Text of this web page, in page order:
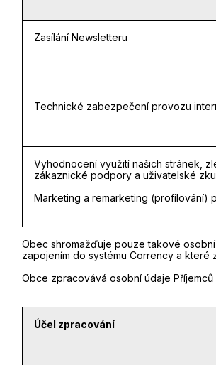
Zasílání Newsletteru
Technické zabezpečení provozu
Vyhodnocení využití našich stránek,
zákaznické podpory a uživatelské
Marketing a remarketing (profilování)
Obec shromažďuje pouze takové
zapojením do systému Corrency a které
Obce zpracovává osobní údaje Příjemců
Účel zpracování